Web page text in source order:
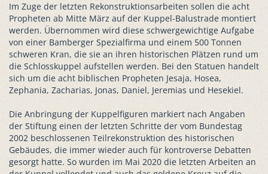
Im Zuge der letzten Rekonstruktionsarbeiten sollen die acht
Propheten ab Mitte März auf der Kuppel-Balustrade montiert
werden. Übernommen wird diese schwergewichtige Aufgabe
von einer Bamberger Spezialfirma und einem 500 Tonnen
schweren Kran, die sie an ihren historischen Plätzen rund um
die Schlosskuppel aufstellen werden. Bei den Statuen handelt
sich um die acht biblischen Propheten Jesaja, Hosea,
Zephania, Zacharias, Jonas, Daniel, Jeremias und Hesekiel.
Die Anbringung der Kuppelfiguren markiert nach Angaben
der Stiftung einen der letzten Schritte der vom Bundestag
2002 beschlossenen Teilrekonstruktion des historischen
Gebäudes, die immer wieder auch für kontroverse Debatten
gesorgt hatte. So wurden im Mai 2020 die letzten Arbeiten an